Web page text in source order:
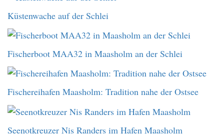
Küstenwache auf der Schlei
Fischerboot MAA32 in Maasholm an der Schlei
Fischereihafen Maasholm: Tradition nahe der Ostsee
Seenotkreuzer Nis Randers im Hafen Maasholm